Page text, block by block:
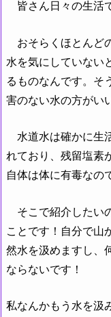
皆さん日々の生活
おそらくほとんど
水を気にしていない
るものなんです。そ
害のない水の方がい
水道水は確かに生
れており、残留塩素
自体は体に有毒なの
そこで紹介したい
ことです！自分で山
然水を汲めますし、
ならないです！
私なんかもう水を汲